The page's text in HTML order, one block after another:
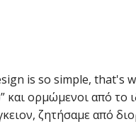
is so simple, that's
και ορμώμενοι από το
ζητήσαμε από